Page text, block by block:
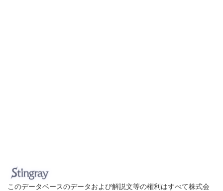
このデータベースのデータおよび解説文等の権利はすべて株式会